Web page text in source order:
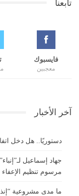
تابعنا
فايسبوك
معجبين
آخر الأخبار
دستوريًا.. هل دخل
جهاد إسماعيل
مرسوم تنظيم
ما مدى مشروعية